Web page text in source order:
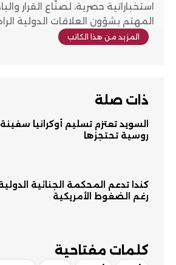
استخباراتية حصرية، لصنّاع القرار
المهتم بشؤون العلاقات الدولية
المزيد من هذا الكاتب
ذات صلة
السويد تعتزم تسليم أوكرانيا
روسية تحتجزها
كندا تدعم المحكمة الجنائية
رغم الضغوط الأمريكية
كلمات مفتاحية​